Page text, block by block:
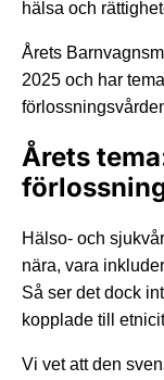
hälsa och
Årets
2025 och har
Årets
Hälso- och
nära, vara
Så ser det dock
kopplade till
Vi vet att den